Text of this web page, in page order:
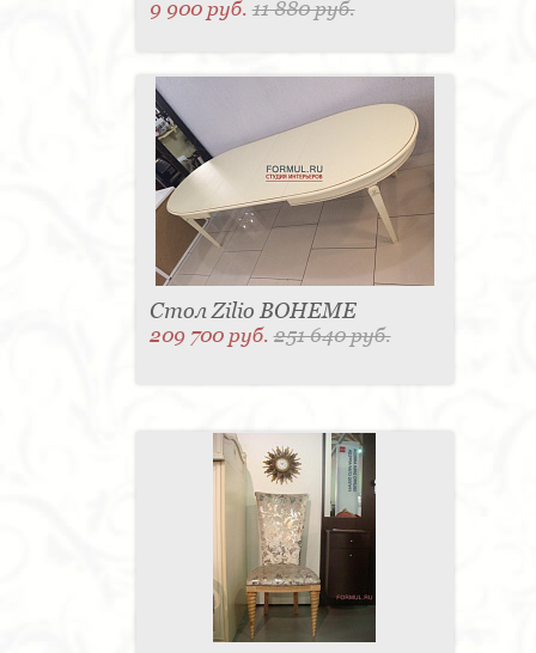
9 900 руб.11 880 руб.
Стол Zilio BOHEME
209 700 руб.251 640 руб.